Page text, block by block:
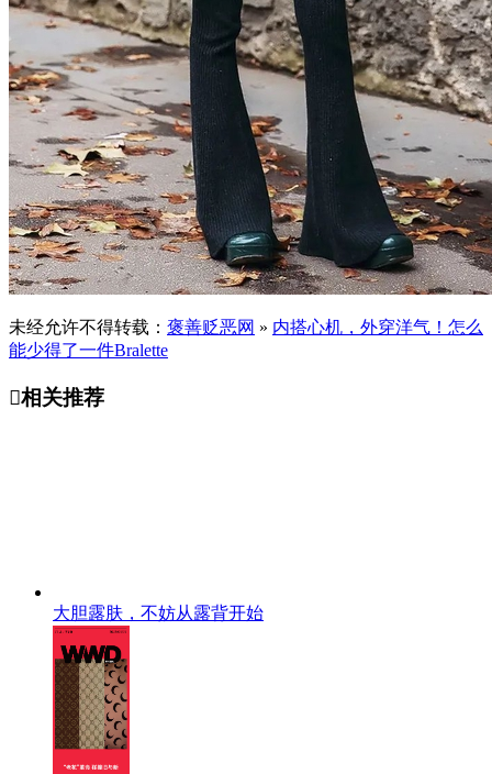
未经允许不得转载： 褒善贬恶网 » 内搭心机，外穿洋气！怎么
能少得了一件Bralette
相关推荐
大胆露肤，不妨从露背开始